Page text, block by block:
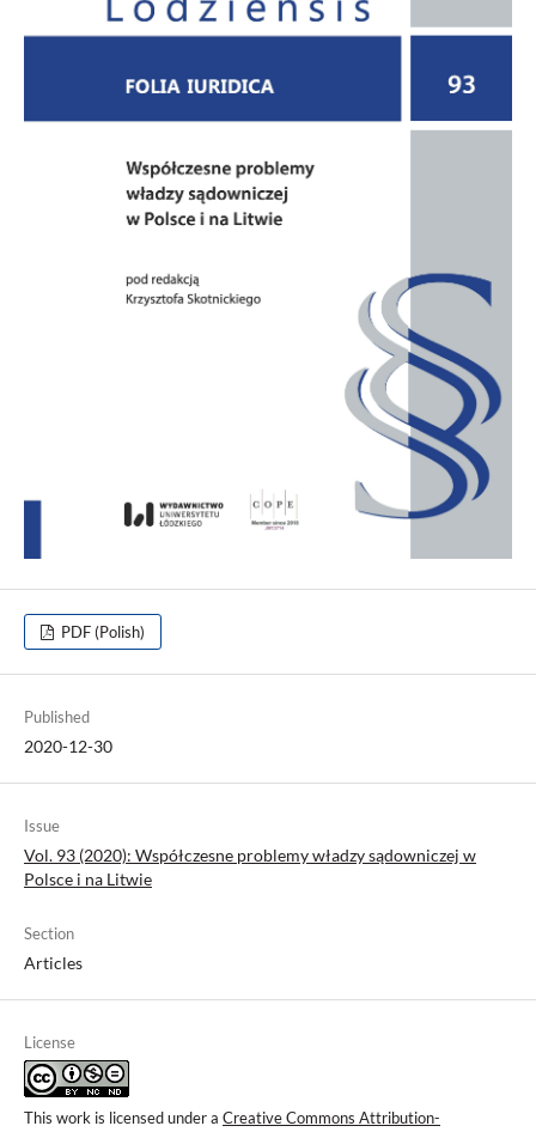
PDF (Polish)
Published
2020-12-30
Issue
Vol. 93 (2020): Współczesne problemy władzy sądowniczej w
Polsce i na Litwie
Section
Articles
License
This work is licensed under a Creative Commons Attribution-